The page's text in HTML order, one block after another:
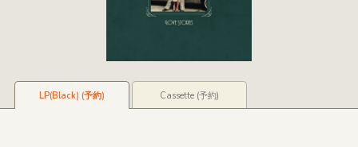
LP(Black) (予約) Cassette (予約)